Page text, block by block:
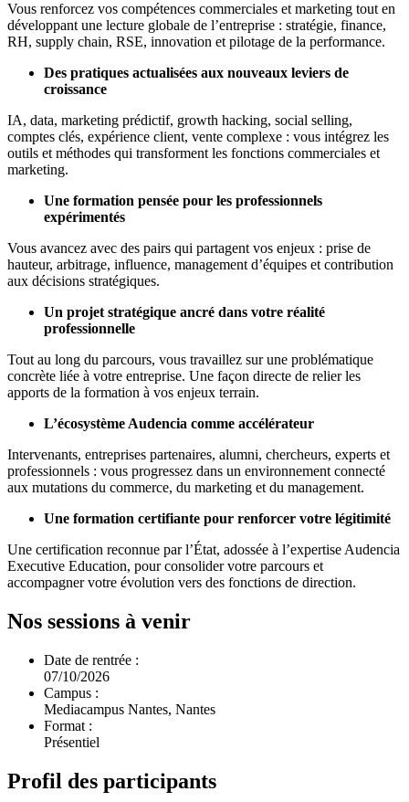
Vous renforcez vos compétences commerciales et marketing tout en
développant une lecture globale de l’entreprise : stratégie, finance,
RH, supply chain, RSE, innovation et pilotage de la performance.
Des pratiques actualisées aux nouveaux leviers de
croissance
IA, data, marketing prédictif, growth hacking, social selling,
comptes clés, expérience client, vente complexe : vous intégrez les
outils et méthodes qui transforment les fonctions commerciales et
marketing.
Une formation pensée pour les professionnels
expérimentés
Vous avancez avec des pairs qui partagent vos enjeux : prise de
hauteur, arbitrage, influence, management d’équipes et contribution
aux décisions stratégiques.
Un projet stratégique ancré dans votre réalité
professionnelle
Tout au long du parcours, vous travaillez sur une problématique
concrète liée à votre entreprise. Une façon directe de relier les
apports de la formation à vos enjeux terrain.
L’écosystème Audencia comme accélérateur
Intervenants, entreprises partenaires, alumni, chercheurs, experts et
professionnels : vous progressez dans un environnement connecté
aux mutations du commerce, du marketing et du management.
Une formation certifiante pour renforcer votre légitimité
Une certification reconnue par l’État, adossée à l’expertise Audencia
Executive Education, pour consolider votre parcours et
accompagner votre évolution vers des fonctions de direction.
Nos sessions à venir
Date de rentrée :
07/10/2026
Campus :
Mediacampus Nantes, Nantes
Format :
Présentiel
Profil des participants